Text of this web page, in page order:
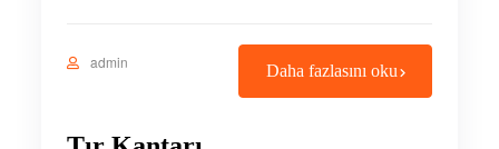
admin Daha fazlasını oku